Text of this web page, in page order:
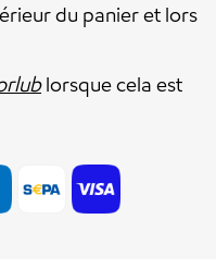
du panier et lors
lorsque cela est